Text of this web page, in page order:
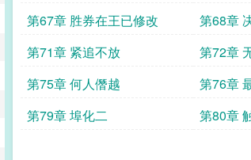
第67章 胜券在王已修改
第68章
第71章 紧追不放
第72章
第75章 何人僭越
第76章
第79章 埠化二
第80章